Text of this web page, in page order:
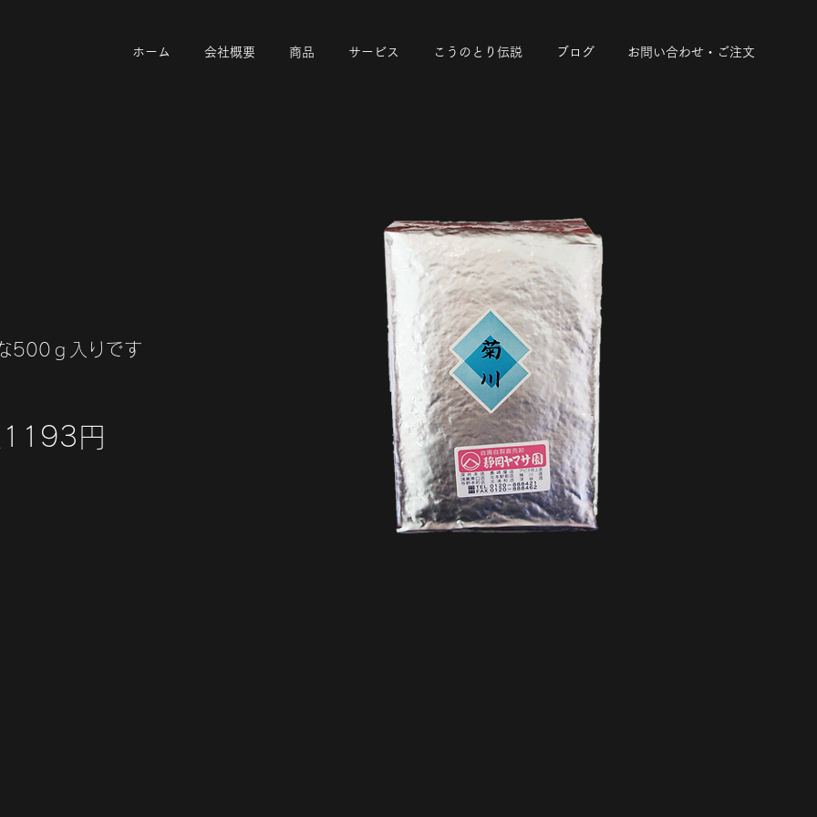
ホーム 会社概要 商品 サービス こうのとり伝説 ブログ お問い合わせ・ご注文
500ｇ入りです
1193円